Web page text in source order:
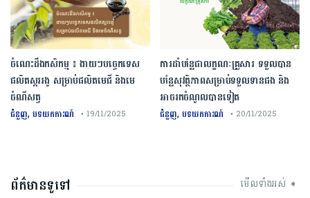
ការដាំបន្លែជាលក្ខណៈគ្រួសារ ទទួលបាន
បន្លែសុវត្ថិភាពសម្រាប់ទទួលទានផង និង
អាចរកចំណូលបានទៀត
ជំនួញ,បទយកការណ៍ • 20/11/2025
ចំណេះដឹងកសិកម្ម ៖ ងាយៗបច្ចេកទេស
ផលិតស្កររងូ សម្រាប់ផលិតមេជី និងមេ
ចំណីសត្វ
ជំនួញ,បទយកការណ៍ • 19/11/2025
ព័ត៌មានទូទៅ មើលទាំងអស់ ➧